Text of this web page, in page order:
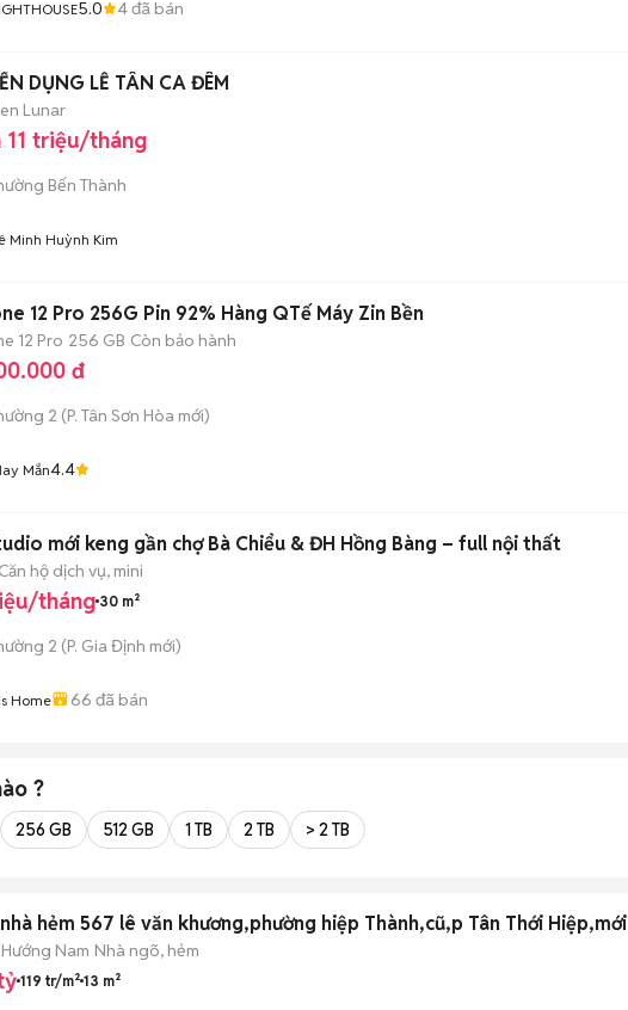
5.0 4đã bán
DỤNG LỄ TÂN CA ĐÊM
Lunar
11 triệu/tháng
Bến Thành
Minh Huỳnh Kim
12 Pro 256G Pin 92% Hàng QTế Máy Zin Bền
12 Pro 256 GB Còn bảo hành
đ
2 (P. Tân Sơn Hòa mới)
Mắn4.4
✅️ ​Studio mới keng gần chợ Bà Chiểu & ĐH Hồng Bàng – full nội thất
Căn hộ dịch vụ, mini
tháng 30 m²
2 (P. Gia Định mới)
Home 66 đã bán
?
256 GB 512 GB 1 TB 2 TB > 2 TB
hẻm 567 lê văn khương,phường hiệp Thành,cũ,p Tân Thới Hiệp,mới
Hướng Nam Nhà ngõ, hẻm
119 tr/m² 13 m²